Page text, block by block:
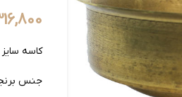
کاسه سایز 10
جنس